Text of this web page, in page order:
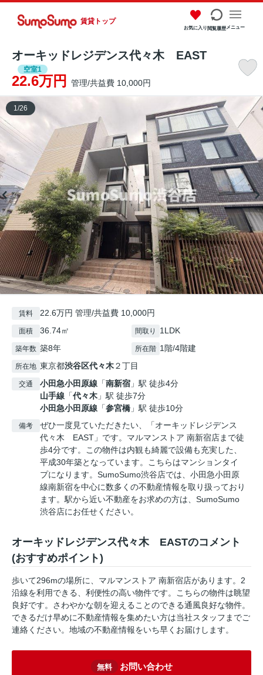
賃貸トップ
お気に入り閲覧履歴メニュー
オーキッドレジデンス代々木 EAST
空室1
22.6万円 管理/共益費 10,000円
1 /26
賃料 22.6万円 管理/共益費 10,000円
面積 36.74㎡ 間取り 1LDK
築年数 築8年 所在階 1階/4階建
所在地 東京都渋谷区代々木２丁目
交通 小田急小田原線 「南新宿 」駅 徒歩4分
山手線 「代々木 」駅 徒歩7分
小田急小田原線 「参宮橋 」駅 徒歩10分
備考
ぜひ一度見ていただきたい、「オーキッドレジデンス
代々木 EAST」です。マルマンストア 南新宿店まで徒
歩4分です。この物件は内観も綺麗で設備も充実した、
平成30年築となっています。こちらはマンションタイ
プになります。SumoSumo渋谷店では、小田急小田原
線南新宿を中心に数多くの不動産情報を取り扱っており
ます。駅から近い不動産をお求めの方は、SumoSumo
渋谷店にお任せください。
オーキッドレジデンス代々木 EASTのコメント
(おすすめポイント)
歩いて296mの場所に、マルマンストア 南新宿店があります。2
沿線を利用できる、利便性の高い物件です。こちらの物件は眺望
良好です。さわやかな朝を迎えることのできる通風良好な物件。
できるだけ早めに不動産情報を集めたい方は当社スタッフまでご
連絡ください。地域の不動産情報をいち早くお届けします。
無料 お問い合わせ